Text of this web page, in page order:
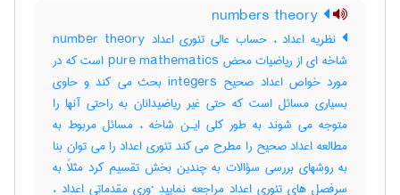
نظریه اعداد ، حساب عالی تئوری اعداد number theory
شاخه ای از ریاضیات محض pure mathematics است که در
مورد خواص اعداد صحیح integers بحث می کند و حاوی
بسیاری مسائل است که حتی غیر ریاضیدانان به راحتی آنها را
متوجه می شوند به طور کلی ایـن شاخه ، مسائل مربوط به
مطالعه اعداد صحیح را مطرح می کند تئوری اعداد را می توان بنا
به روشهای بررسی سؤالات به چندین بخش تقسیم کرد مثلاً به
سرفصل های تئوری اعداد مراجعه نمایید ·وری مقدماتی اعداد ،